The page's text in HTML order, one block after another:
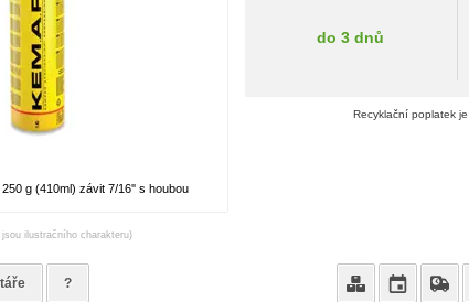
g (410ml) závit 7/16'' s houbou
ilustračního charakteru)
do 3 dnů
Recyklační poplatek
?